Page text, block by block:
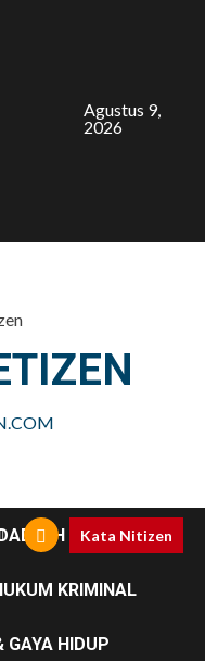
Agustus 9,
2026
KRIMINAL
GAYA HIDUP
Kata Nitizen